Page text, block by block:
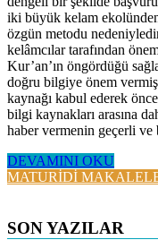
iki büyük kelam
özgün metodu
kelâmcılar tarafından
Kur’an’ın öngördüğü
doğru bilgiye önem
kaynağı kabul ederek
bilgi kaynakları arasına
haber vermenin geçerli ve
DEVAMINI OKU
MATURİDİ
SON YAZILAR